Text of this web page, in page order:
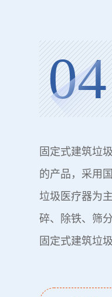
04
固定式建筑垃
的产品，采用
垃圾医疗器为
碎、除铁、筛
固定式建筑垃